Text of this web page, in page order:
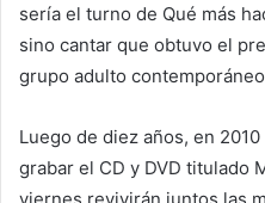
sería el turno de Qué más
sino cantar que obtuvo el
grupo adulto
Luego de diez años, en
grabar el CD y DVD titulado